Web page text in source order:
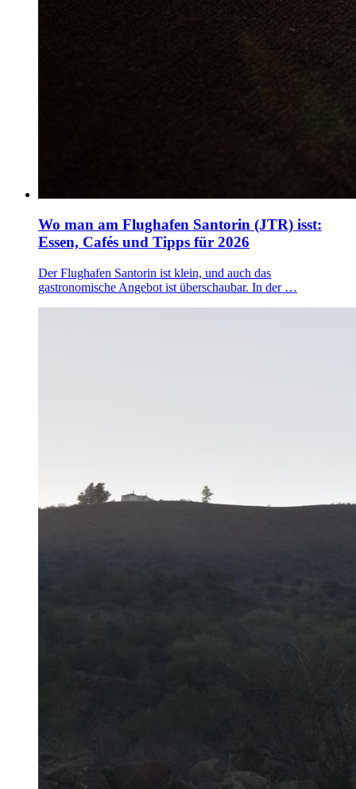
Wo man am Flughafen Santorin (JTR) isst:
Essen, Cafés und Tipps für 2026
Der Flughafen Santorin ist klein, und auch das
gastronomische Angebot ist überschaubar. In der …